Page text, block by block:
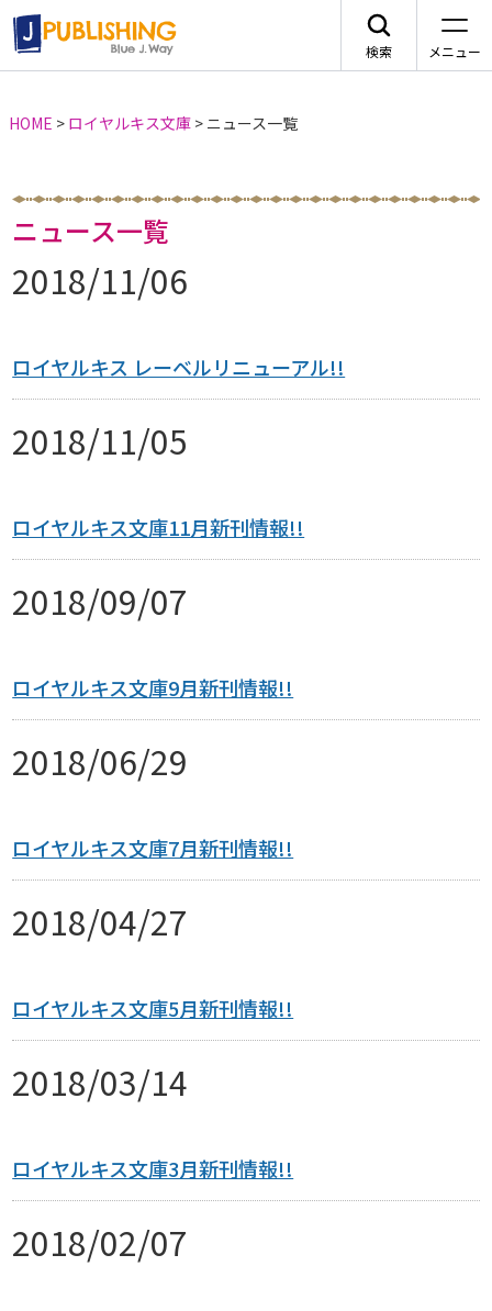
検索 メニュー
JA
レーベルから探す
arca comics
スフレコミックス
ロイヤルキス＆チュールキス
フェアリーキス
Miacomics
ペタル
G-Lish LiKo
ジャンルから探す
BLノベル
TLノベル
全作品ジャンル一覧へ
ニュース
作品一覧
会社情報一覧
会社概要
採用情報
PurComics募集情報
ご感想・お問合わせ
HOME > ロイヤルキス文庫 > ニュース一覧
ニュース一覧
2018/11/06
ロイヤルキス レーベルリニューアル!!
2018/11/05
ロイヤルキス文庫11月新刊情報!!
2018/09/07
ロイヤルキス文庫9月新刊情報!!
2018/06/29
ロイヤルキス文庫7月新刊情報!!
2018/04/27
ロイヤルキス文庫5月新刊情報!!
2018/03/14
ロイヤルキス文庫3月新刊情報!!
2018/02/07